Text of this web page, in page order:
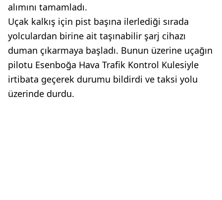
alımını tamamladı.
Uçak kalkış için pist başına ilerlediği sırada
yolculardan birine ait taşınabilir şarj cihazı
duman çıkarmaya başladı. Bunun üzerine uçağın
pilotu Esenboğa Hava Trafik Kontrol Kulesiyle
irtibata geçerek durumu bildirdi ve taksi yolu
üzerinde durdu.